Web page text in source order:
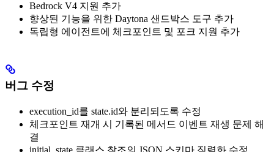
Bedrock V4 지원 추가
향상된 기능을 위한 Daytona 샌드박스 도구 추가
독립형 에이전트에 체크포인트 및 포크 지원 추가
버그 수정
execution_id를 state.id와 분리되도록 수정
체크포인트 재개 시 기록된 메서드 이벤트 재생 문제 해
결
initial_state 클래스 참조의 JSON 스키마 직렬화 수정